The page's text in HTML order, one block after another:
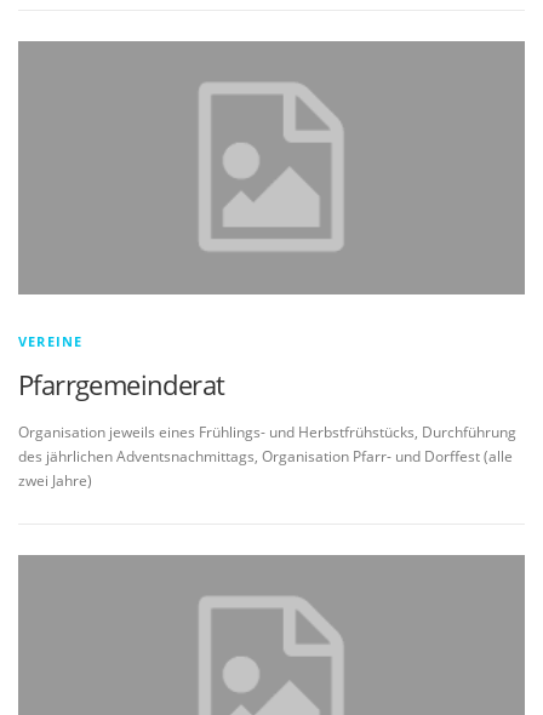
VEREINE
Pfarrgemeinderat
Organisation jeweils eines Frühlings- und Herbstfrühstücks, Durchführung
des jährlichen Adventsnachmittags, Organisation Pfarr- und Dorffest (alle
zwei Jahre)